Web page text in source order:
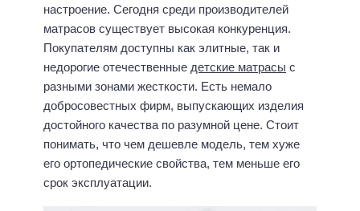
настроение. Сегодня среди производителей
матрасов существует высокая конкуренция.
Покупателям доступны как элитные, так и
недорогие отечественные детские матрасы с
разными зонами жесткости. Есть немало
добросовестных фирм, выпускающих изделия
достойного качества по разумной цене. Стоит
понимать, что чем дешевле модель, тем хуже
его ортопедические свойства, тем меньше его
срок эксплуатации.